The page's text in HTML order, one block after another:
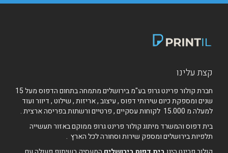
קצת עלינו
חברת קולור פרינט גרופ בע"מ בירושלים מתמחה בתחום הדפוס מעל 15
שנים ומספקת כיום שירותי דפוס , עיצוב , אריזות , שילוט , דיוור ועוד
למעלה מ 15.000 לקוחות עסקיים , פרטיים ורשתות בפריסה ארצית .
בית דפוס והמשרד מיתוג קולור פרינט גרופ ממוקם באזור תעשייה
תלפיות בירושלים ומספק שירות וסחורה לכל הארץ .